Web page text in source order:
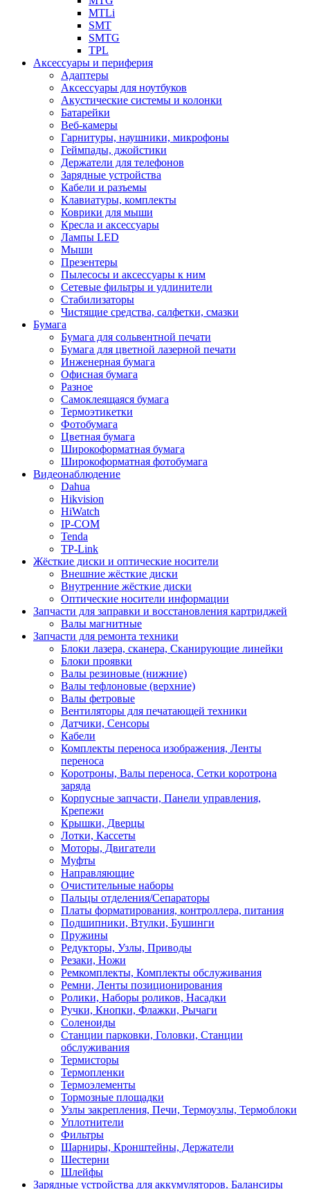
MTLi
SMT
SMTG
TPL
Аксессуары и периферия
Адаптеры
Аксессуары для ноутбуков
Акустические системы и колонки
Батарейки
Веб-камеры
Гарнитуры, наушники, микрофоны
Геймпады, джойстики
Держатели для телефонов
Зарядные устройства
Кабели и разъемы
Клавиатуры, комплекты
Коврики для мыши
Кресла и аксессуары
Лампы LED
Мыши
Презентеры
Пылесосы и аксессуары к ним
Сетевые фильтры и удлинители
Стабилизаторы
Чистящие средства, салфетки, смазки
Бумага
Бумага для сольвентной печати
Бумага для цветной лазерной печати
Инженерная бумага
Офисная бумага
Разное
Самоклеящаяся бумага
Термоэтикетки
Фотобумага
Цветная бумага
Широкоформатная бумага
Широкоформатная фотобумага
Видеонаблюдение
Dahua
Hikvision
HiWatch
IP-COM
Tenda
TP-Link
Жёсткие диски и оптические носители
Внешние жёсткие диски
Внутренние жёсткие диски
Оптические носители информации
Запчасти для заправки и восстановления картриджей
Валы магнитные
Запчасти для ремонта техники
Блоки лазера, сканера, Сканирующие линейки
Блоки проявки
Валы резиновые (нижние)
Валы тефлоновые (верхние)
Валы фетровые
Вентиляторы для печатающей техники
Датчики, Сенсоры
Кабели
Комплекты переноса изображения, Ленты
переноса
Коротроны, Валы переноса, Сетки коротрона
заряда
Корпусные запчасти, Панели управления,
Крепежи
Крышки, Дверцы
Лотки, Кассеты
Моторы, Двигатели
Муфты
Направляющие
Очистительные наборы
Пальцы отделения/Сепараторы
Платы форматирования, контроллера, питания
Подшипники, Втулки, Бушинги
Пружины
Редукторы, Узлы, Приводы
Резаки, Ножи
Ремкомплекты, Комплекты обслуживания
Ремни, Ленты позиционирования
Ролики, Наборы роликов, Насадки
Ручки, Кнопки, Флажки, Рычаги
Соленоиды
Станции парковки, Головки, Станции
обслуживания
Термисторы
Термопленки
Термоэлементы
Тормозные площадки
Узлы закрепления, Печи, Термоузлы, Термоблоки
Уплотнители
Фильтры
Шарниры, Кронштейны, Держатели
Шестерни
Шлейфы
Зарядные устройства для аккумуляторов. Балансиры